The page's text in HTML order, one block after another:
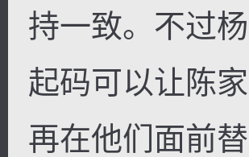
持一致。不过
起码可以让陈
再在他们面前